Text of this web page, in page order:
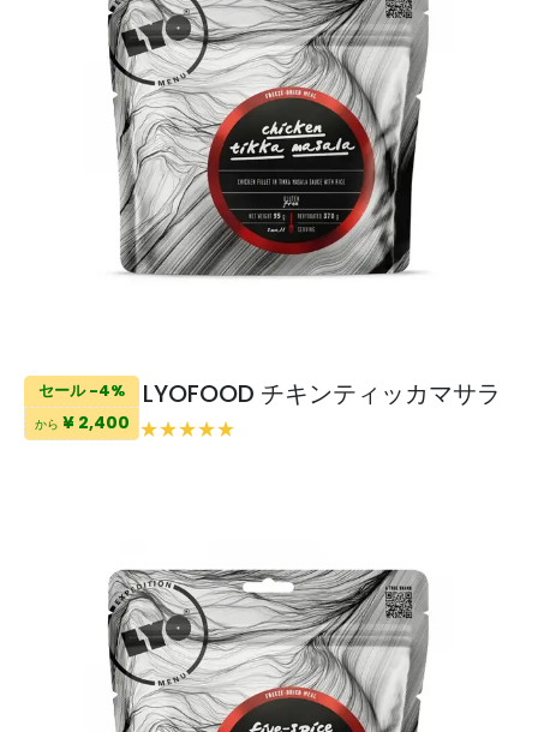
セール -4%
から ¥ 2,400
LYOFOOD チキンティッカマサラ